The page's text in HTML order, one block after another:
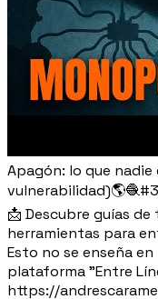
Apagón: lo que
📩 Descubre guías
herramientas para
Esto no se enseña
plataforma "Entre
https://